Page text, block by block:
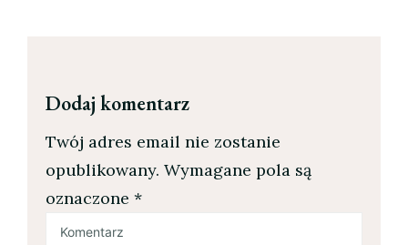
Dodaj komentarz
Twój adres email nie zostanie
opublikowany. Wymagane pola są
oznaczone *